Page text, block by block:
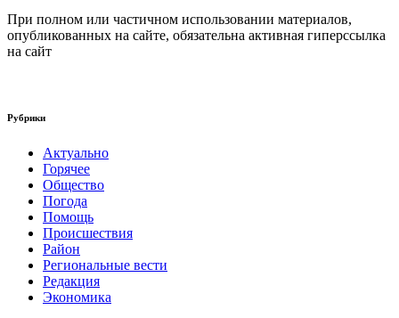
При полном или частичном использовании материалов,
опубликованных на сайте, обязательна активная гиперссылка
на сайт
Рубрики
Актуально
Горячее
Общество
Погода
Помощь
Происшествия
Район
Региональные вести
Редакция
Экономика